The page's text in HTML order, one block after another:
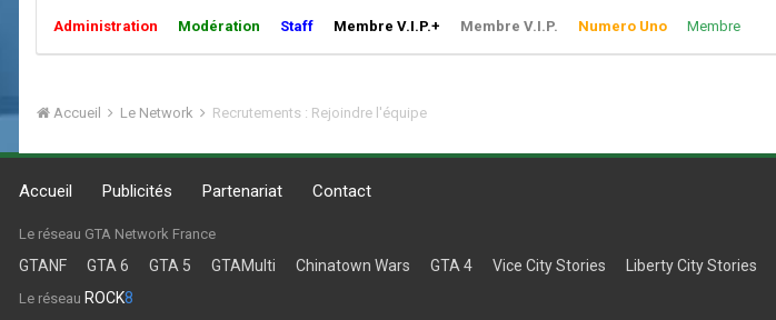
Administration Modération Staff Membre V.I.P.+ Membre V.I.P. Numero Uno Membre
Accueil Le Network Recrutements : Rejoindre l'équipe
Accueil Publicités Partenariat Contact
Le réseau GTA Network France
GTANF GTA 6 GTA 5 GTAMulti Chinatown Wars GTA 4 Vice City Stories Liberty City Stories
Le réseau ROCK8